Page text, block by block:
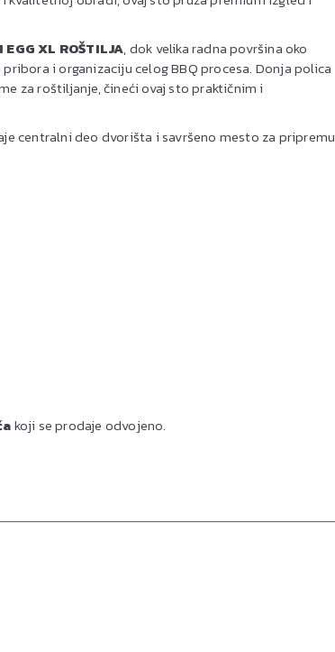
EGG XL ROŠTILJA, dok velika radna površina oko
i organizaciju celog BBQ procesa. Donja polica
za roštiljanje, čineći ovaj sto praktičnim i
centralni deo dvorišta i savršeno mesto za pripremu
koji se prodaje odvojeno.